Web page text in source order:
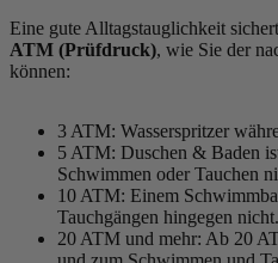
Eine gute Alltagstauglichkeit
ATM (Prüfdruck), wie Sie der
können:
3 ATM: Wasserspritzer
5 ATM: Duschen & Baden
Schwimmen oder Tauchen
10 ATM: Einem
Tauchgängen hingegen nicht.
20 ATM und mehr: Ab 20